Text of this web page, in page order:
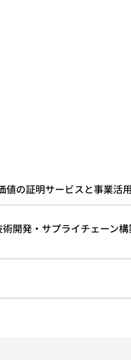
値の証明サービスと事業活
開発・サプライチェーン